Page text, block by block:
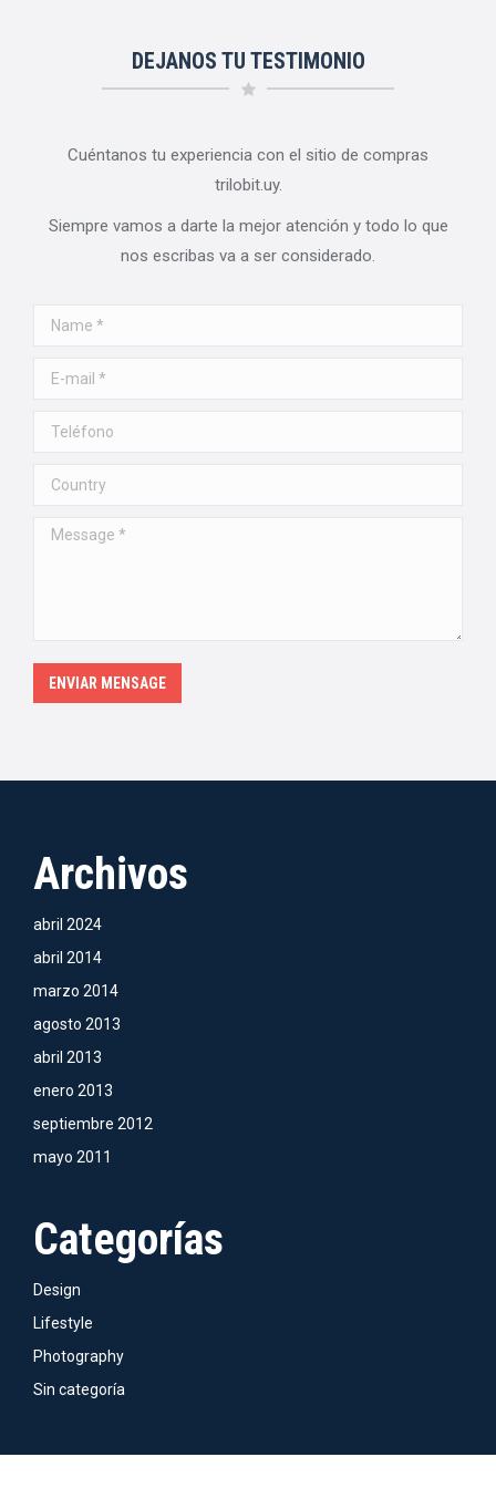
DEJANOS TU TESTIMONIO
Cuéntanos tu experiencia con el sitio de compras
trilobit.uy.
Siempre vamos a darte la mejor atención y todo lo que
nos escribas va a ser considerado.
Name *
E-mail *
Teléfono
Country
Message *
ENVIAR MENSAGE
Archivos
abril 2024
abril 2014
marzo 2014
agosto 2013
abril 2013
enero 2013
septiembre 2012
mayo 2011
Categorías
Design
Lifestyle
Photography
Sin categoría